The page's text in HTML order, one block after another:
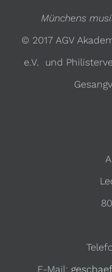
Münchens
© 2017 AGV
e.V. und
E-Mail: